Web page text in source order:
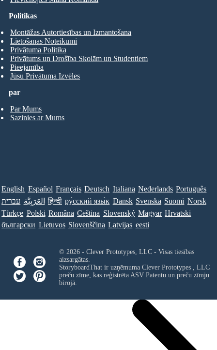
par
Par Mums
Sazinies ar Mums
Politikas
Montāžas Autortiesības un Izmantošana
Lietošanas Noteikumi
Privātuma Politika
Privātums un Drošība Skolām un Studentiem
Pieejamība
Jūsu Privātuma Izvēles
English Español Français Deutsch Italiana Nederlands Português
עברית العَرَبِيَّة हिन्दी ру́сский язы́к Dansk Svenska Suomi Norsk
Türkçe Polski Româna Ceština Slovenský Magyar Hrvatski
български Lietuvos Slovenščina Latvijas eesti
© 2026 - Clever Prototypes, LLC - Visas tiesības
aizsargātas.
StoryboardThat ir uzņēmuma Clever Prototypes , LLC
preču zīme, kas reģistrēta ASV Patentu un preču zīmju
birojā.